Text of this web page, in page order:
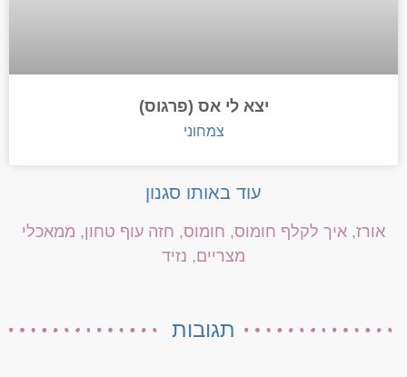
יצא לי אס (פרגוס)
צמחוני
עוד באותו סגנון
אורז, איך לקלף חומוס, חומוס, חזה עוף טחון, ממאכלי
מצריים, נזיד
תגובות